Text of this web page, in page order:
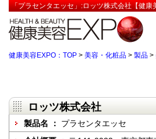
「プラセンタエッセ」:ロッツ株式会社【健康
健康美容EXPO：TOP > 美容・化粧品 > 製品 >
ロッツ株式会社
製品名 ： プラセンタエッセ